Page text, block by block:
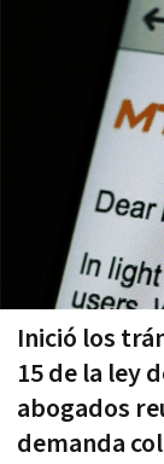
Inició los
15 de la ley
abogados
demanda